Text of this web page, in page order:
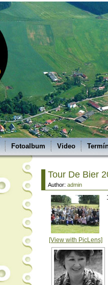
Fotoalbum Video
Tour De Bier
Author: admin
[View with PicLens]